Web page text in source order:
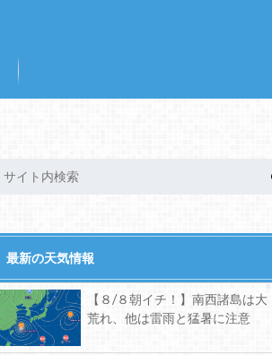
最新の天気情報
【８/８朝イチ！】南西諸島は大
荒れ、他は雷雨と猛暑に注意